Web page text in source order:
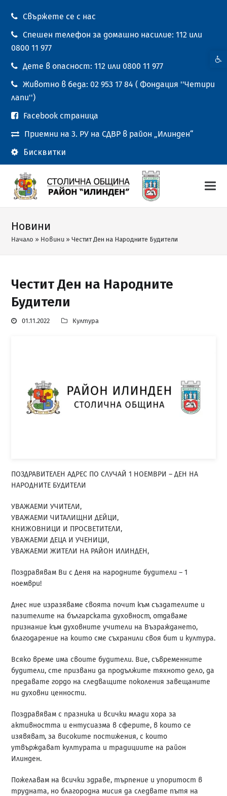
Свържете се с нас
Спешен телефон за домашно насилие: 112 или
0800 11 977
Дете в опасност: 112 или 0800 11 977
Животно в беда: 02 953 17 84 ( Фондация ''Четири
лапи'')
Facebook страница
Приемни на 3. РУ на СДВР в район „Илинден“
Бисквитки
Новини
Начало » Новини »Честит Ден на Народните Будители
Честит Ден на Народните
Будители
01.11.2022 Култура
ПОЗДРАВИТЕЛЕН АДРЕС ПО СЛУЧАЙ 1 НОЕМВРИ – ДЕН НА
НАРОДНИТЕ БУДИТЕЛИ
УВАЖАЕМИ УЧИТЕЛИ,
УВАЖАЕМИ ЧИТАЛИЩНИ ДЕЙЦИ,
КНИЖОВНИЦИ И ПРОСВЕТИТЕЛИ,
УВАЖАЕМИ ДЕЦА И УЧЕНИЦИ,
УВАЖАЕМИ ЖИТЕЛИ НА РАЙОН ИЛИНДЕН,
Поздравявам Ви с Деня на народните будители – 1
ноември!
Днес ние изразяваме своята почит към създателите и
пазителите на българската духовност, отдаваме
признание към духовните учители на Възраждането,
благодарение на които сме съхранили своя бит и култура.
Всяко време има своите будители. Вие, съвременните
будители, сте призвани да продължите тяхното дело, да
предавате гордо на следващите поколения завещаните
ни духовни ценности.
Поздравявам с празника и всички млади хора за
активността и ентусиазма в сферите, в които се
изявяват, за високите постижения, с които
утвърждават културата и традициите на район
Илинден.
Пожелавам на всички здраве, търпение и упоритост в
трудната, но благородна мисия да следвате пътя на